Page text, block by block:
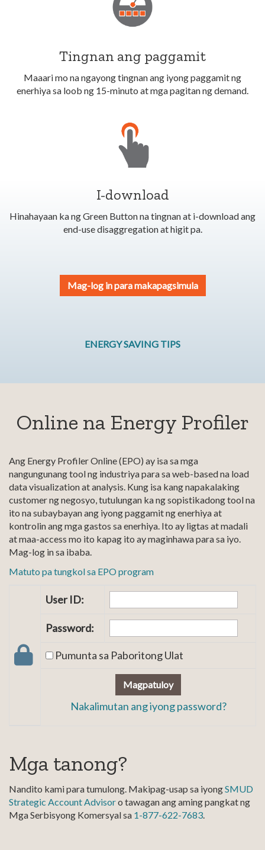
Tingnan ang paggamit
Maaari mo na ngayong tingnan ang iyong paggamit ng
enerhiya sa loob ng 15-minuto at mga pagitan ng demand.
I-download
Hinahayaan ka ng Green Button na tingnan at i-download ang
end-use disaggregation at higit pa.
Mag-log in para makapagsimula
ENERGY SAVING TIPS
Online na Energy Profiler
Ang Energy Profiler Online (EPO) ay isa sa mga
nangungunang tool ng industriya para sa web-based na load
data visualization at analysis. Kung isa kang napakalaking
customer ng negosyo, tutulungan ka ng sopistikadong tool na
ito na subaybayan ang iyong paggamit ng enerhiya at
kontrolin ang mga gastos sa enerhiya. Ito ay ligtas at madali
at maa-access mo ito kapag ito ay maginhawa para sa iyo.
Mag-log in sa ibaba.
Matuto pa tungkol sa EPO program
User ID:
Password:
Pumunta sa Paboritong Ulat
Magpatuloy
Nakalimutan ang iyong password?
Mga tanong?
Nandito kami para tumulong. Makipag-usap sa iyongSMUD
Strategic Account Advisoro tawagan ang aming pangkat ng
Mga Serbisyong Komersyal sa 1-877-622-7683.